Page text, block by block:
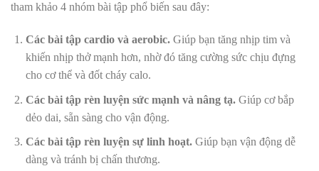
tham khảo 4 nhóm bài tập phổ biến sau đây:
Các bài tập cardio và aerobic.Giúp bạn tăng nhịp tim và
khiến nhịp thở mạnh hơn, nhờ đó tăng cường sức chịu đựng
cho cơ thể và đốt cháy calo.
Các bài tập rèn luyện sức mạnh và nâng tạ.Giúp cơ bắp
dẻo dai, sẵn sàng cho vận động.
Các bài tập rèn luyện sự linh hoạt.Giúp bạn vận động dễ
dàng và tránh bị chấn thương.